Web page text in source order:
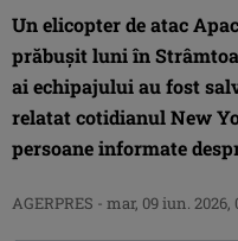
Un elicopter de atac
prăbuşit luni în
ai echipajului au fost
relatat cotidianul New
persoane informate
AGERPRES - mar, 09 iun. 2026,